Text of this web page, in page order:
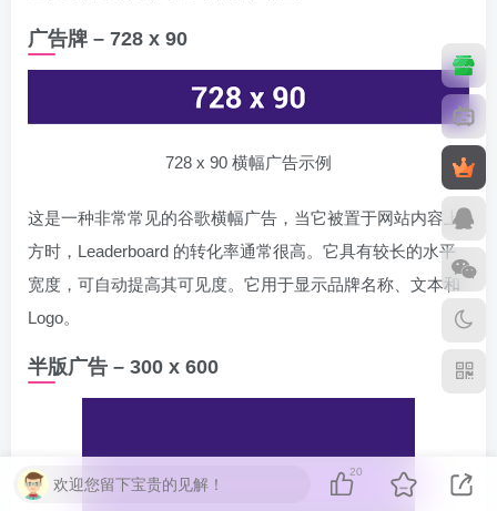
广告牌 – 728 x 90
728 x 90 横幅广告示例
这是一种非常常见的谷歌横幅广告，当它被置于网站内容上
方时，Leaderboard 的转化率通常很高。它具有较长的水平
宽度，可自动提高其可见度。它用于显示品牌名称、文本和
Logo。
半版广告 – 300 x 600
欢迎您留下宝贵的见解！
20